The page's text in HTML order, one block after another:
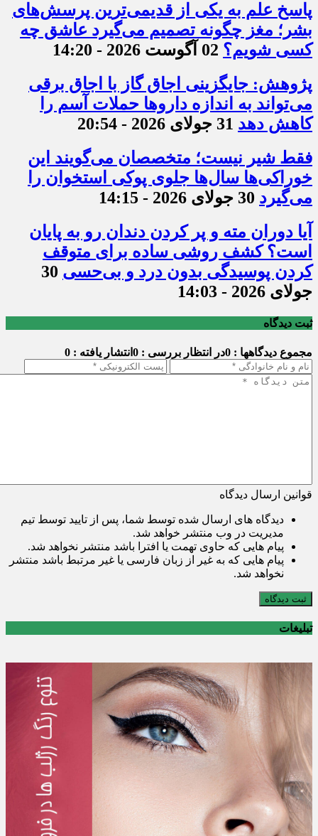
پاسخ علم به یکی از قدیمی‌ترین پرسش‌های
بشر؛ مغز چگونه تصمیم می‌گیرد عاشق چه
کسی شویم؟ 02 آگوست 2026 - 14:20
پژوهش: جایگزینی اجاق گاز با اجاق برقی
می‌تواند به اندازه داروها حملات آسم را
کاهش دهد 31 جولای 2026 - 20:54
فقط شیر نیست؛ متخصصان می‌گویند این
خوراکی‌ها سال‌ها جلوی پوکی استخوان را
می‌گیرد 30 جولای 2026 - 14:15
آیا دوران مته و پر کردن دندان رو به پایان
است؟ کشف روشی ساده برای متوقف
کردن پوسیدگی بدون درد و بی‌حسی 30
جولای 2026 - 14:03
ثبت دیدگاه
مجموع دیدگاهها : 0 در انتظار بررسی : 0 انتشار یافته : 0
قوانین ارسال دیدگاه
دیدگاه های ارسال شده توسط شما، پس از تایید توسط تیم
مدیریت در وب منتشر خواهد شد.
پیام هایی که حاوی تهمت یا افترا باشد منتشر نخواهد شد.
پیام هایی که به غیر از زبان فارسی یا غیر مرتبط باشد منتشر
نخواهد شد.
ثبت دیدگاه
تبلیغات